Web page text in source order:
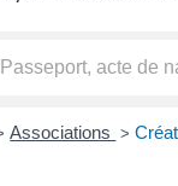
Associations >